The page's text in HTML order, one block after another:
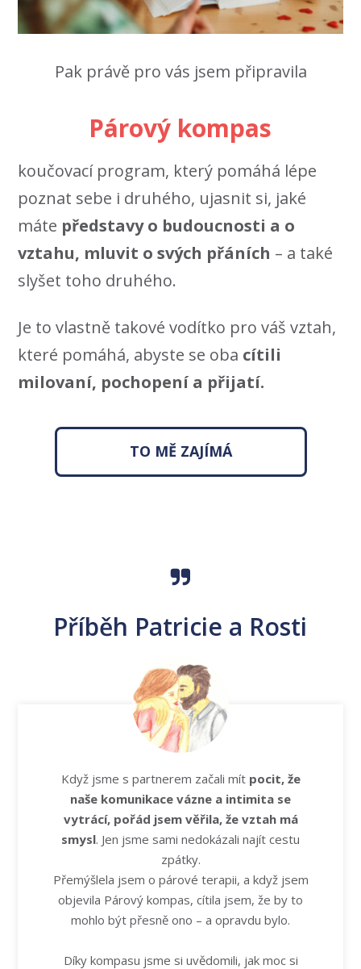
Pak právě pro vás jsem připravila
Párový kompas
koučovací program, který pomáhá lépe
poznat sebe i druhého, ujasnit si, jaké
máte představy o budoucnosti a o
vztahu, mluvit o svých přáních – a také
slyšet toho druhého.
Je to vlastně takové vodítko pro váš vztah,
které pomáhá, abyste se oba cítili
milovaní, pochopení a přijatí.
TO MĚ ZAJÍMÁ
Příběh Patricie a Rosti
Když jsme s partnerem začali mít pocit, že
naše komunikace vázne a intimita se
vytrácí, pořád jsem věřila, že vztah má
smysl. Jen jsme sami nedokázali najít cestu
zpátky.
Přemýšlela jsem o párové terapii, a když jsem
objevila Párový kompas, cítila jsem, že by to
mohlo být přesně ono – a opravdu bylo.
Díky kompasu jsme si uvědomili, jak moc si